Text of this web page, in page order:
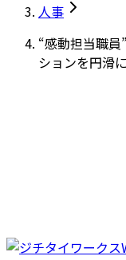
人事
“感動担当職
ションを円滑に